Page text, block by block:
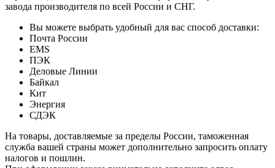
завода производителя по всей России и СНГ.
Вы можете выбрать удобный для вас способ доставки:
Почта России
EMS
ПЭК
Деловые Линии
Байкал
Кит
Энергия
СДЭК
На товары, доставляемые за пределы России, таможенная
служба вашей страны может дополнительно запросить оплату
налогов и пошлин.